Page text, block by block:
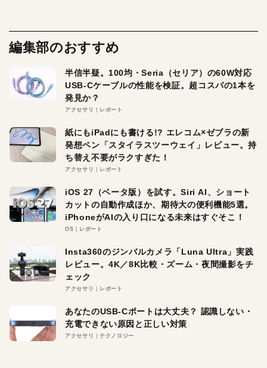
編集部のおすすめ
半信半疑。100均・Seria（セリア）の60W対応
USB-Cケーブルの性能を検証。超コスパの1本を
発見か？
アクセサリ レポート
紙にもiPadにも書ける!? エレコム×ゼブラの新
発想ペン「スタイラスツーウェイ」レビュー。持
ち替え不要がラクすぎた！
アクセサリ レポート
iOS 27（ベータ版）を試す。Siri AI、ショート
カットの自動作成ほか、期待大の便利機能5選。
iPhoneがAIの入り口になる未来はすぐそこ！
OS レポート
Insta360のジンバルカメラ「Luna Ultra」実践
レビュー。4K／8K比較・ズーム・夜間撮影をチ
ェック
アクセサリ レポート
あなたのUSB-Cポートは大丈夫？ 認識しない・
充電できない原因と正しい対策
アクセサリ テクノロジー